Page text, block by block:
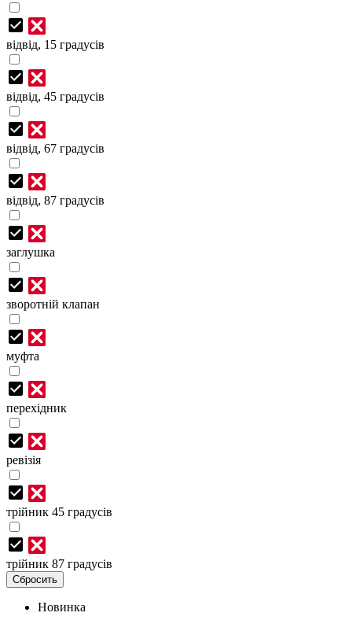
відвід, 15 градусів
відвід, 45 градусів
відвід, 67 градусів
відвід, 87 градусів
заглушка
зворотній клапан
муфта
перехідник
ревізія
трійник 45 градусів
трійник 87 градусів
Новинка